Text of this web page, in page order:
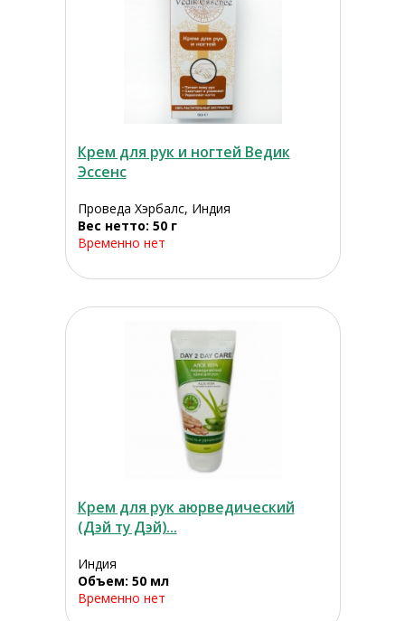
Крем для рук и ногтей Ведик
Эссенс
Проведа Хэрбалс, Индия
Вес нетто: 50 г
Временно нет
Крем для рук аюрведический
(Дэй ту Дэй)...
Индия
Объем: 50 мл
Временно нет